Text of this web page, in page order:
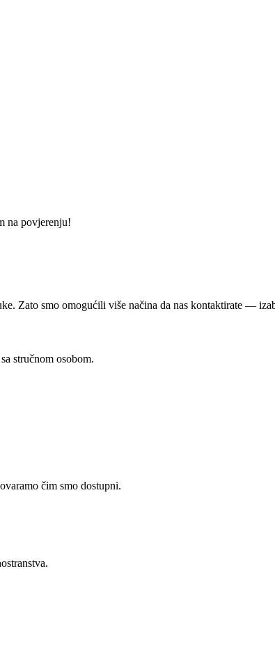
na povjerenju!
Zato smo omogućili više načina da nas kontaktirate —
stručnom osobom.
čim smo dostupni.